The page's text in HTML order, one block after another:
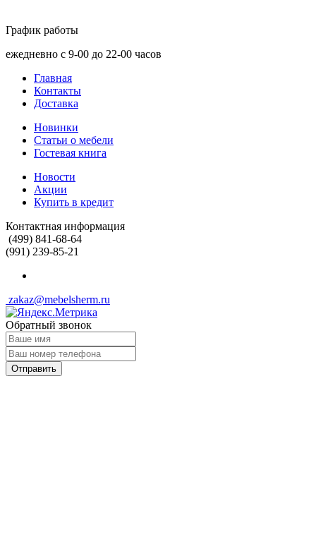
График работы
ежедневно с 9-00 до 22-00 часов
Главная
Контакты
Доставка
Новинки
Статьи о мебели
Гостевая книга
Новости
Акции
Купить в кредит
Контактная информация
(499) 841-68-64
(991) 239-85-21
zakaz@mebelsherm.ru
Обратный звонок
Отправить